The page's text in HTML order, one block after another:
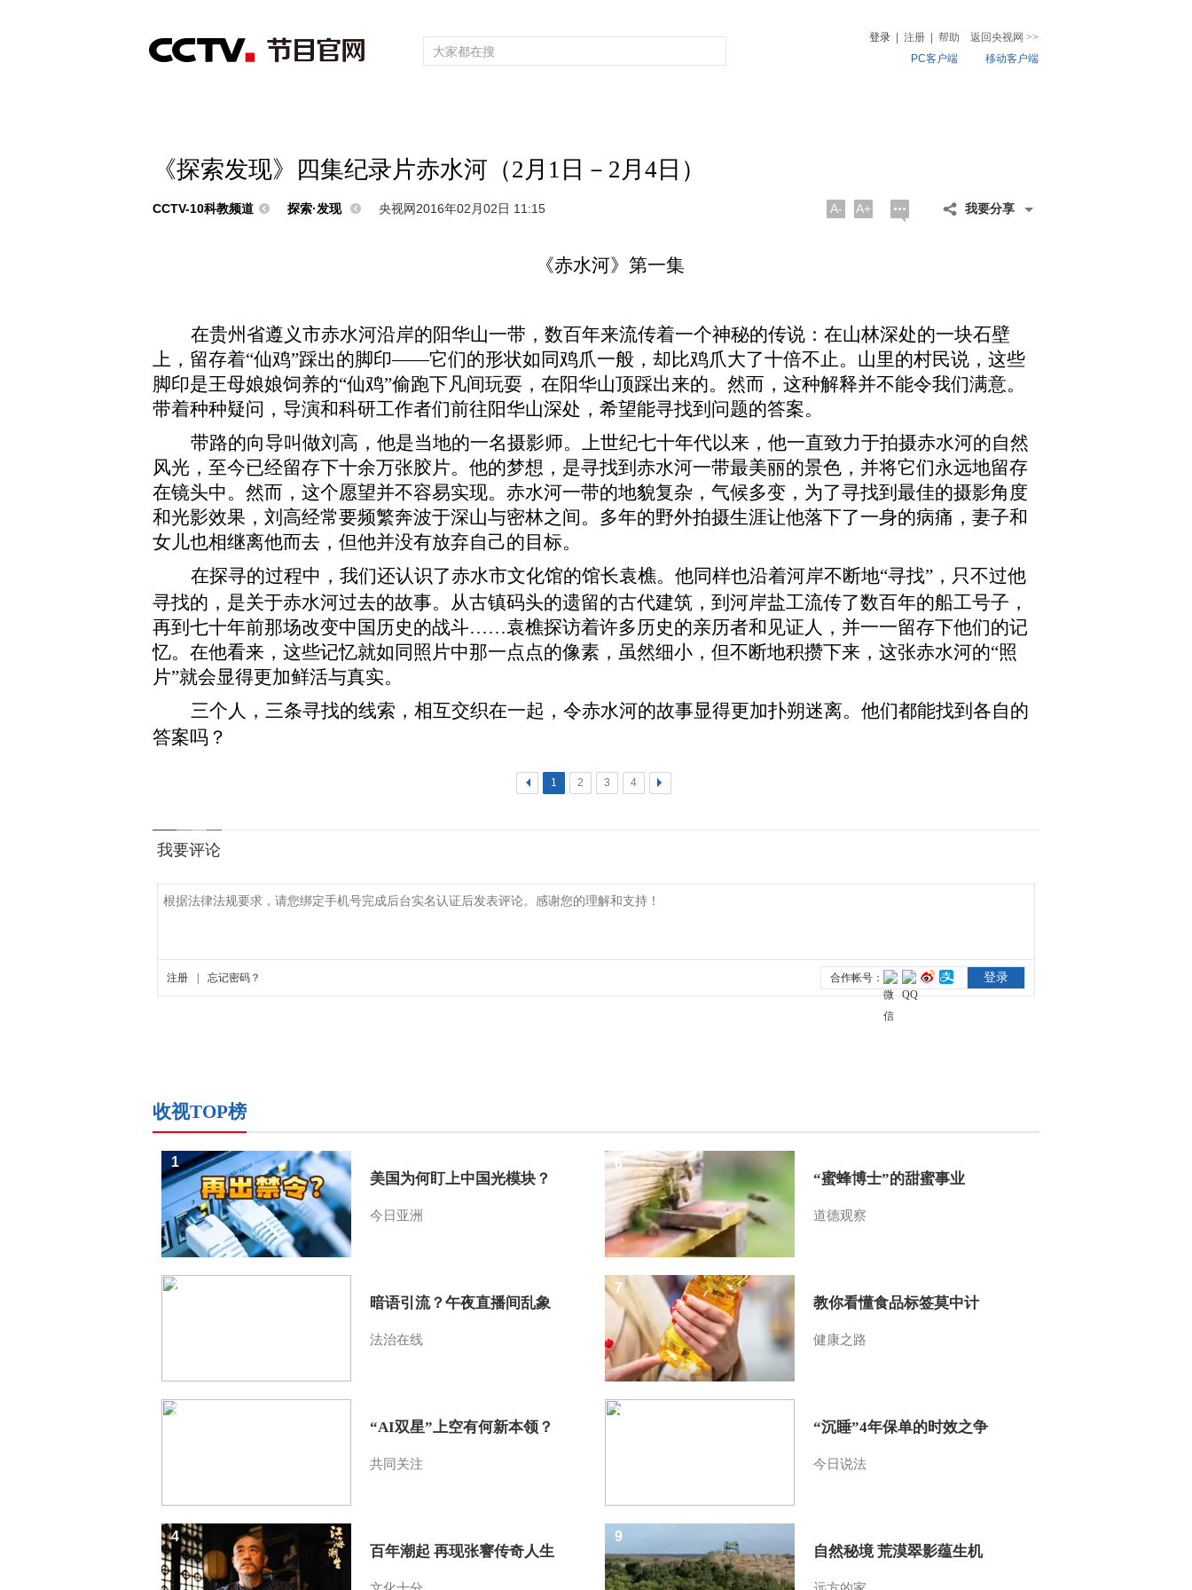
登录 注册 帮助 返回央视网 >>
PC客户端
移动客户端
《探索发现》四集纪录片赤水河（2月1日－2月4日）
CCTV-10科教频道 探索·发现 央视网2016年02月02日 11:15 A- A+ 我要分享
《赤水河 》 第一集
在贵州省遵义市赤水河沿岸的阳华山一带，数百年来流传着一个神秘的传说：在山林深处的一块石壁
上，留存着“仙鸡”踩出的脚印——它们的形状如同鸡爪一般，却比鸡爪大了十倍不止。山里的村民说，这些
脚印是王母娘娘饲养的“仙鸡”偷跑下凡间玩耍，在阳华山顶踩出来的。然而，这种解释并不能令我们满意。
带着种种疑问，导演和科研工作者们前往阳华山深处，希望能寻找到问题的答案。
带路的向导叫做刘高，他是当地的一名摄影师。上世纪七十年代以来，他一直致力于拍摄赤水河的自然
风光，至今已经留存下十余万张胶片。他的梦想，是寻找到赤水河一带最美丽的景色，并将它们永远地留存
在镜头中。然而，这个愿望并不容易实现。赤水河一带的地貌复杂，气候多变，为了寻找到最佳的摄影角度
和光影效果，刘高经常要频繁奔波于深山与密林之间。多年的野外拍摄生涯让他落下了一身的病痛，妻子和
女儿也相继离他而去，但他并没有放弃自己的目标。
在探寻的过程中 ，我们还认识了赤水市文化馆的馆长袁樵。 他同样也沿着河岸不断地“寻找”，只不过他
寻找的，是关于赤水河过去的故事。从古镇码头的遗留的古代建筑，到河岸盐工流传了数百年的船工号子，
再到七十年前那场改变中国历史的战斗……袁樵探访着许多历史的亲历者和见证人，并一一留存下他们的记
忆。在他看来，这些记忆就如同照片中那一点点的像素，虽然细小，但不断地积攒下来，这张赤水河的“照
片”就会显得更加鲜活与真实。
三个人 ， 三条寻找的线索 ，相互交织在一起，令赤水河的故事显得更加扑朔迷离。他们都能找到各自的
答案吗？
< 1 2 3 4 >
收视TOP榜
美国为何盯上中国光模块？
今日亚洲
1
暗语引流？午夜直播间乱象
法治在线
2
“AI双星”上空有何新本领？
共同关注
3
百年潮起 再现张謇传奇人生
4
“蜜蜂博士”的甜蜜事业
道德观察
6
教你看懂食品标签莫中计
健康之路
7
“沉睡”4年保单的时效之争
今日说法
8
自然秘境 荒漠翠影蕴生机
9